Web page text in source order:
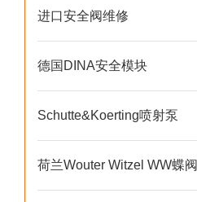
进口安全阀维修
德国DINA安全模块
Schutte&Koerting喷射泵
荷兰Wouter Witzel WW蝶阀